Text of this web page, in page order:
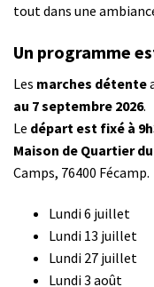
tout dans une
Un programme
Les marches détente
au 7 septembre 2026.
Le départ est fixé à
Maison de Quartier
Camps, 76400 Fécamp.
Lundi 6 juillet
Lundi 13 juillet
Lundi 27 juillet
Lundi 3 août